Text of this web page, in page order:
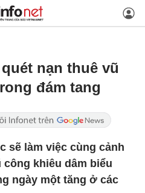
nạn thuê vũ
đám tang
sẽ làm việc cùng cảnh
công khiêu dâm biểu
ngày một tăng ở các